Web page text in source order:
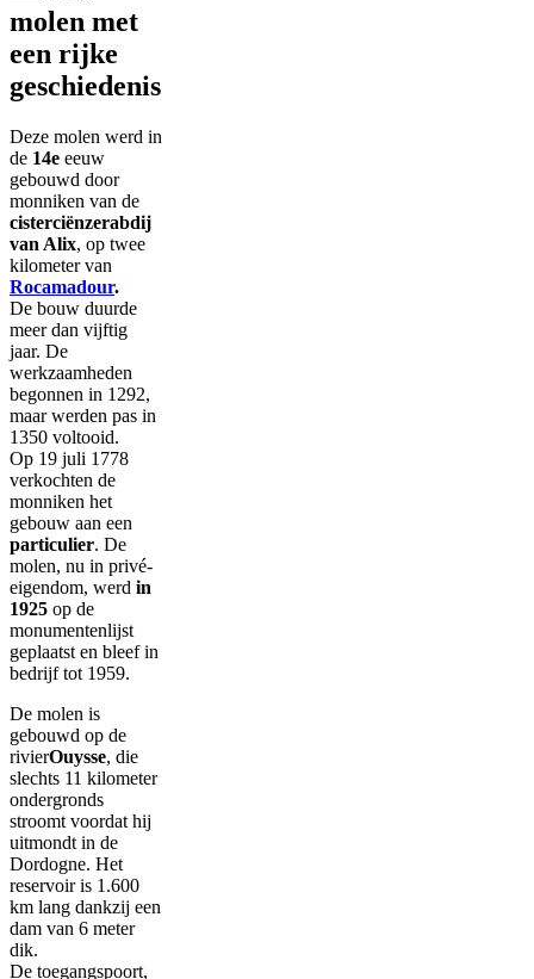
molen met
een rijke
geschiedenis
Deze molen werd in
de 14e eeuw
gebouwd door
monniken van de
cisterciënzerabdij
van Alix, op twee
kilometer van
Rocamadour.
De bouw duurde
meer dan vijftig
jaar. De
werkzaamheden
begonnen in 1292,
maar werden pas in
1350 voltooid.
Op 19 juli 1778
verkochten de
monniken het
gebouw aan een
particulier. De
molen, nu in privé-
eigendom, werd in
1925 op de
monumentenlijst
geplaatst en bleef in
bedrijf tot 1959.
De molen is
gebouwd op de
rivierOuysse, die
slechts 11 kilometer
ondergronds
stroomt voordat hij
uitmondt in de
Dordogne. Het
reservoir is 1.600
km lang dankzij een
dam van 6 meter
dik.
De toegangspoort,